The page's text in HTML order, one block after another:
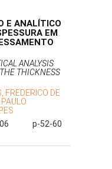
E ANALÍTICO
EM
ANALYSIS
THICKNESS
FREDERICO DE
p-52-60